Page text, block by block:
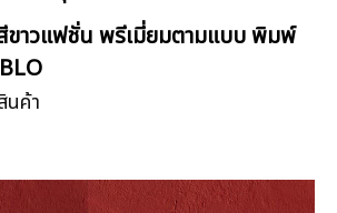
ขาวแฟชั่น พรีเมี่ยมตามแบบ พิมพ์
นค้า